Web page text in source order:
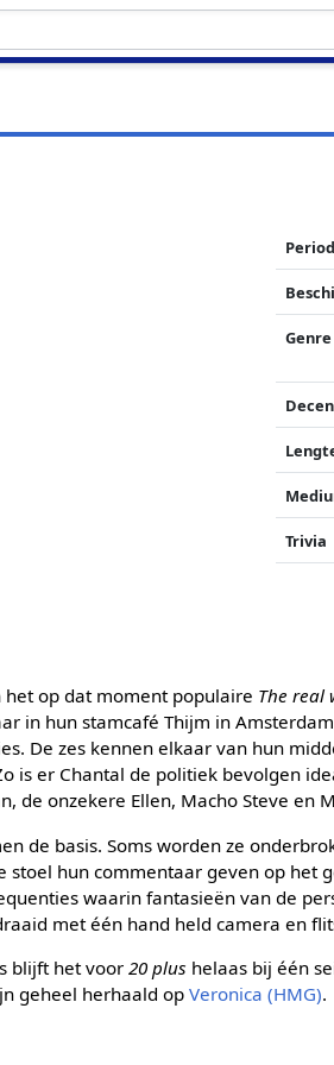
Genre
Trivia
op dat moment populaire The real
in hun stamcafé Thijm in
De zes kennen elkaar van hun
is er Chantal de politiek bevolgen
de onzekere Ellen, Macho Steve en
de basis. Soms worden ze
stoel hun commentaar geven op het
waarin fantasieën van de
met één hand held camera en
blijft het voor20 plus helaas bij één
geheel herhaald opVeronica (HMG).